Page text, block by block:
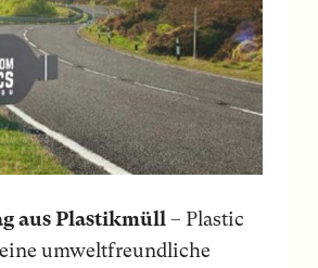
aus Plastikmüll – Plastic
umweltfreundliche